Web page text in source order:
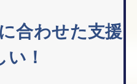
合わせた支援
！